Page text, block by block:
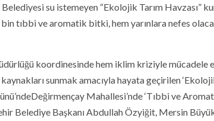
su istemeyen “Ekolojik Tarım Havzası”
tıbbi ve aromatik bitki, hem yarınlara nefes
koordinesinde hem iklim kriziyle mücadele
sunmak amacıyla hayata geçirilen
Mahallesi’nde ‘Tıbbi ve
Belediye Başkanı Abdullah Özyiğit, Mersin